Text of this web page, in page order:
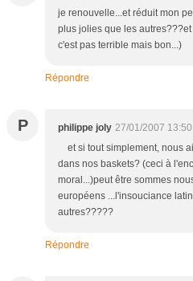
je renouvelle...et réduit mon
plus jolies que les
c'est pas terrible mais bon...)
Répondre
P philippe joly 27/01/2007 13:50
et si tout simplement, nous
dans nos baskets? (ceci à
moral...)peut être sommes
européens ...l'insouciance
autres?????
Répondre